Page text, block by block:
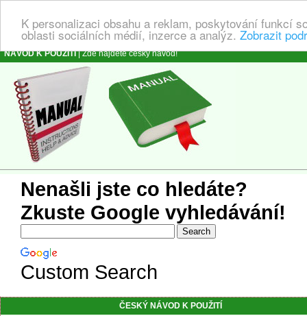
K personalizaci obsahu a reklam, poskytování funkcí
oblasti sociálních médií, inzerce a analýz. Zobrazit
NÁVOD K POUŽITÍ| Zde najdete český návod!
Nenašli jste co hledáte?
Zkuste Google vyhledávání!
Custom Search
ČESKÝ NÁVOD K POUŽITÍ